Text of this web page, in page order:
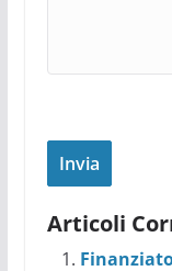
Articoli